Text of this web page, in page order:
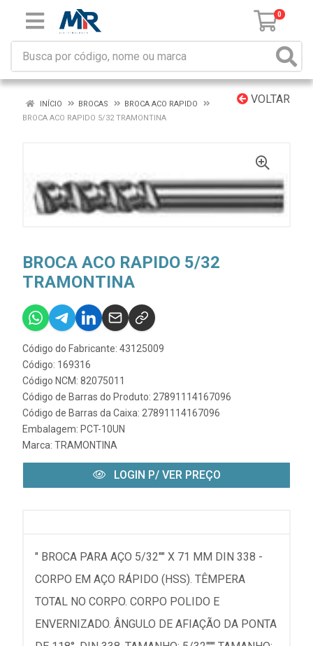
0
VOLTAR
INÍCIO BROCAS
BROCA ACO RAPIDO
BROCA ACO RAPIDO 5/32 TRAMONTINA
BROCA ACO RAPIDO 5/32
TRAMONTINA
Código do Fabricante: 43125009
Código: 169316
Código NCM: 82075011
Código de Barras do Produto: 27891114167096
Código de Barras da Caixa: 27891114167096
Embalagem: PCT-10UN
Marca: TRAMONTINA
LOGIN P/ VER PREÇO
" BROCA PARA AÇO 5/32"" X 71 MM DIN 338 -
CORPO EM AÇO RÁPIDO (HSS). TÊMPERA
TOTAL NO CORPO. CORPO POLIDO E
ENVERNIZADO. ÂNGULO DE AFIAÇÃO DA PONTA